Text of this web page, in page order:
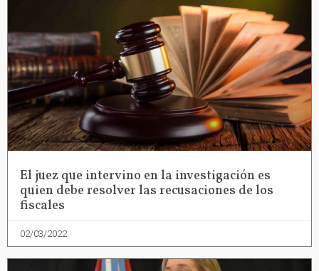
El juez que intervino en la investigación es
quien debe resolver las recusaciones de los
fiscales
02/03/2022